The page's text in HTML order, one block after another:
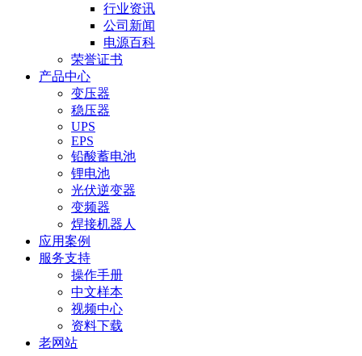
行业资讯
公司新闻
电源百科
荣誉证书
产品中心
变压器
稳压器
UPS
EPS
铅酸蓄电池
锂电池
光伏逆变器
变频器
焊接机器人
应用案例
服务支持
操作手册
中文样本
视频中心
资料下载
老网站